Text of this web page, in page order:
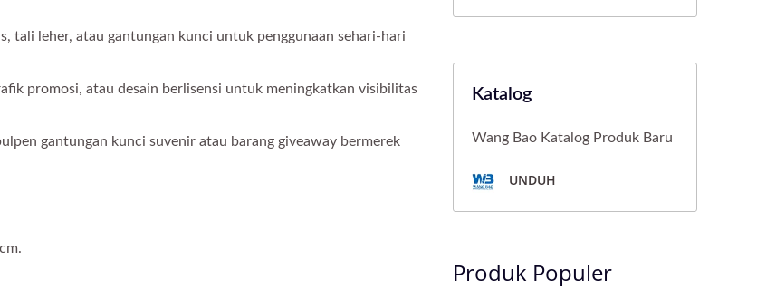
tali leher, atau gantungan kunci untuk penggunaan sehari-hari
promosi, atau desain berlisensi untuk meningkatkan visibilitas
gantungan kunci suvenir atau barang giveaway bermerek
Katalog
Wang Bao Katalog Produk Baru
UNDUH
Produk Populer